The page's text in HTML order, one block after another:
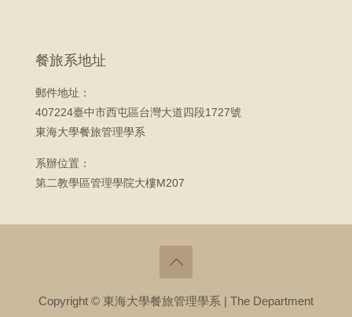
餐旅系地址
郵件地址：
407224臺中市西屯區台灣大道四段1727號
東海大學餐旅管理學系
系辦位置：
第二教學區管理學院大樓M207
Copyright © 東海大學餐旅管理學系 | The Department